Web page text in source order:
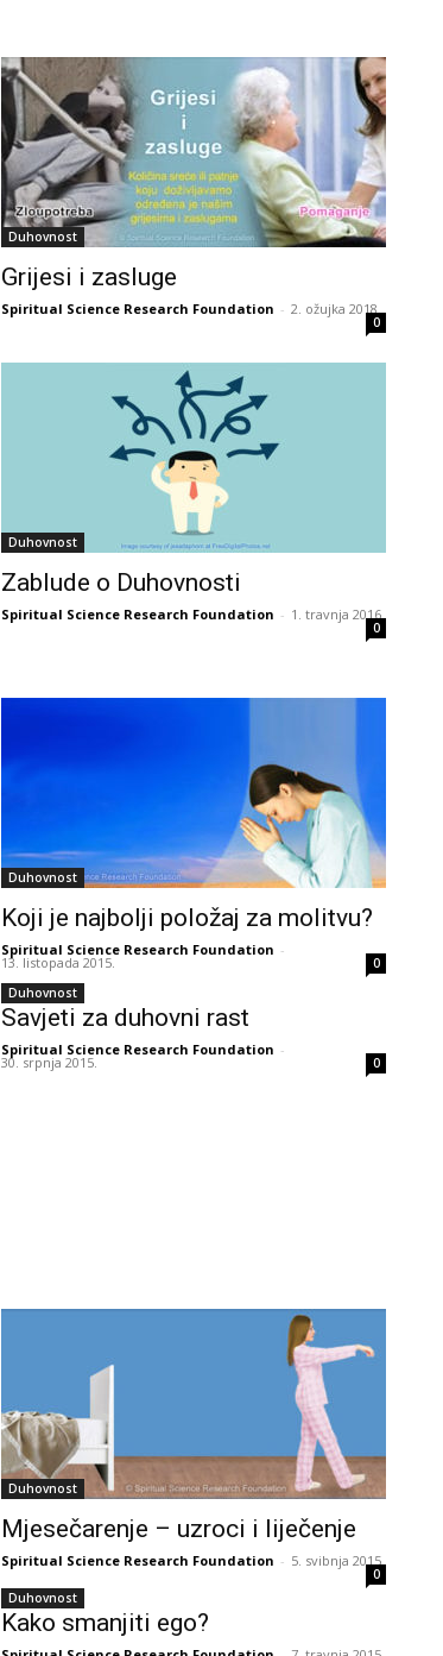
Duhovnost
Grijesi i zasluge
Spiritual Science Research Foundation - 2. ožujka 2018.
0
Duhovnost
Zablude o Duhovnosti
Spiritual Science Research Foundation - 1. travnja 2016.
0
Duhovnost
Koji je najbolji položaj za molitvu?
Spiritual Science Research Foundation -
13. listopada 2015. 0
Duhovnost
Savjeti za duhovni rast
Spiritual Science Research Foundation -
30. srpnja 2015. 0
Duhovnost
Mjesečarenje – uzroci i liječenje
Spiritual Science Research Foundation - 5. svibnja 2015.
0
Duhovnost
Kako smanjiti ego?